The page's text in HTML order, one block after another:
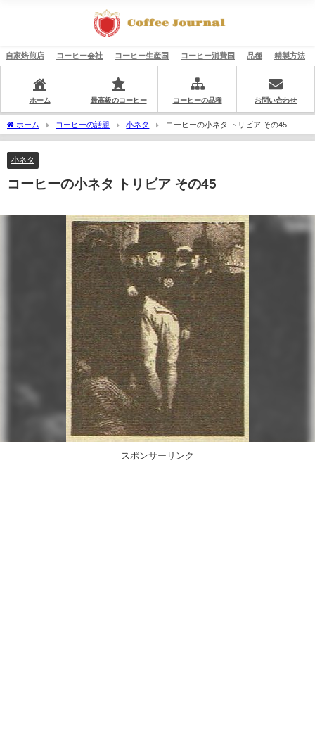
自家焙煎店 コーヒー会社 コーヒー生産国 コーヒー消費国 品種 精製方法
ホーム 最高級のコーヒー コーヒーの品種 お問い合わせ
ホーム コーヒーの話題 小ネタ コーヒーの小ネタ トリビア その45
小ネタ
コーヒーの小ネタ トリビア その45
スポンサーリンク